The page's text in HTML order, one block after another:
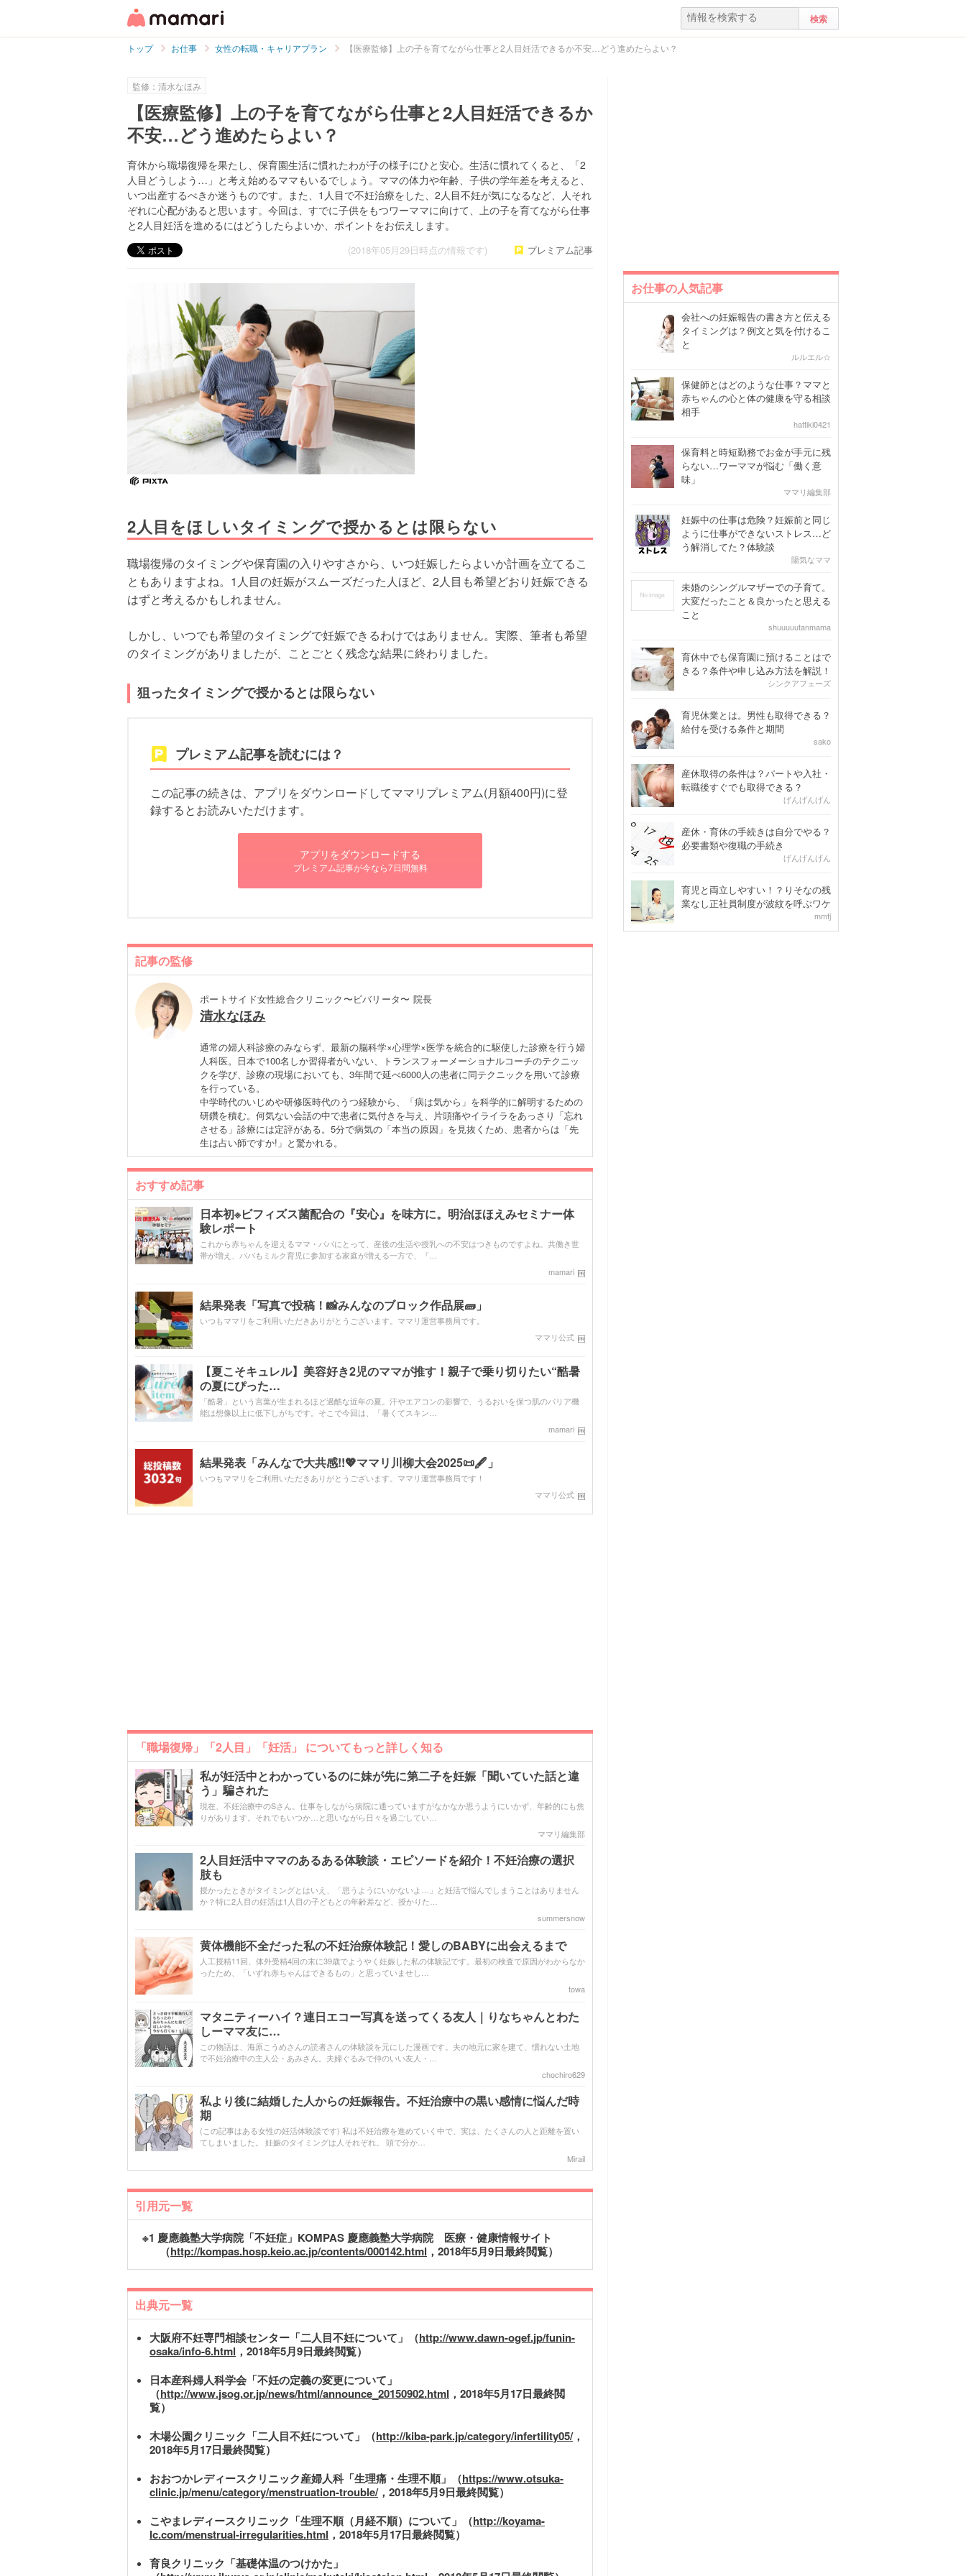
トップ お仕事 女性の転職・キャリアプラン 【医療監修】上の子を育てながら仕事と2人目妊活できるか不安…どう進めたらよい？
監修：清水なほみ
【医療監修】上の子を育てながら仕事と2人目妊活できるか
不安…どう進めたらよい？
育休から職場復帰を果たし、保育園生活に慣れたわが子の様子にひと安心。生活に慣れてくると、「2
人目どうしよう…」と考え始めるママもいるでしょう。ママの体力や年齢、子供の学年差を考えると、
いつ出産するべきか迷うものです。また、1人目で不妊治療をした、2人目不妊が気になるなど、人それ
ぞれに心配があると思います。今回は、すでに子供をもつワーママに向けて、上の子を育てながら仕事
と2人目妊活を進めるにはどうしたらよいか、ポイントをお伝えします。
(2018年05月29日時点の情報です) プレミアム記事
2人目をほしいタイミングで授かるとは限らない
職場復帰のタイミングや保育園の入りやすさから、いつ妊娠したらよいか計画を立てるこ
ともありますよね。1人目の妊娠がスムーズだった人ほど、2人目も希望どおり妊娠できる
はずと考えるかもしれません。
しかし、いつでも希望のタイミングで妊娠できるわけではありません。実際、筆者も希望
のタイミングがありましたが、ことごとく残念な結果に終わりました。
狙ったタイミングで授かるとは限らない
プレミアム記事を読むには？
この記事の続きは、アプリをダウンロードしてママリプレミアム(月額400円)に登
録するとお読みいただけます。
アプリをダウンロードする
プレミアム記事が今なら7日間無料
記事の監修
ポートサイド女性総合クリニック〜ビバリータ〜 院長
清水なほみ
通常の婦人科診療のみならず、最新の脳科学×心理学×医学を統合的に駆使した診療を行う婦
人科医。日本で100名しか習得者がいない、トランスフォーメーショナルコーチのテクニッ
クを学び、診療の現場においても、3年間で延べ6000人の患者に同テクニックを用いて診療
を行っている。
中学時代のいじめや研修医時代のうつ経験から、「病は気から」を科学的に解明するための
研鑽を積む。何気ない会話の中で患者に気付きを与え、片頭痛やイライラをあっさり「忘れ
させる」診療には定評がある。5分で病気の「本当の原因」を見抜くため、患者からは「先
生は占い師ですか!」と驚かれる。
おすすめ記事
日本初※ビフィズス菌配合の『安心』を味方に。明治ほほえみセミナー体
験レポート
これから赤ちゃんを迎えるママ・パパにとって、産後の生活や授乳への不安はつきものですよね。共働き世
帯が増え、パパもミルク育児に参加する家庭が増える一方で、『…
mamari
結果発表「写真で投稿！📸みんなのブロック作品展🧱」
いつもママリをご利用いただきありがとうございます。ママリ運営事務局です。
ママリ公式
【夏こそキュレル】美容好き2児のママが推す！親子で乗り切りたい“酷暑
の夏にぴった…
「酷暑」という言葉が生まれるほど過酷な近年の夏。汗やエアコンの影響で、うるおいを保つ肌のバリア機
能は想像以上に低下しがちです。そこで今回は、「暑くてスキン…
mamari
結果発表「みんなで大共感!!💖ママリ川柳大会2025📜🖋️」
いつもママリをご利用いただきありがとうございます。ママリ運営事務局です！
ママリ公式
「職場復帰」「2人目」「妊活」 についてもっと詳しく知る
私が妊活中とわかっているのに妹が先に第二子を妊娠「聞いていた話と違
う」騙された
現在、不妊治療中のSさん。仕事をしながら病院に通っていますがなかなか思うようにいかず、年齢的にも焦
りがあります。それでもいつか…と思いながら日々を過ごしてい…
ママリ編集部
2人目妊活中ママのあるある体験談・エピソードを紹介！不妊治療の選択
肢も
授かったときがタイミングとはいえ、「思うようにいかないよ…」と妊活で悩んでしまうことはありません
か？特に2人目の妊活は1人目の子どもとの年齢差など、授かりた…
summersnow
黄体機能不全だった私の不妊治療体験記！愛しのBABYに出会えるまで
人工授精11回、体外受精4回の末に39歳でようやく妊娠した私の体験記です。最初の検査で原因がわからなか
ったため、「いずれ赤ちゃんはできるもの」と思っていませし…
towa
マタニティーハイ？連日エコー写真を送ってくる友人｜りなちゃんとわた
しーママ友に…
この物語は、海原こうめさんの読者さんの体験談を元にした漫画です。夫の地元に家を建て、慣れない土地
で不妊治療中の主人公・あみさん。夫婦ぐるみで仲のいい友人・…
chochiro629
私より後に結婚した人からの妊娠報告。不妊治療中の黒い感情に悩んだ時
期
(この記事はある女性の妊活体験談です) 私は不妊治療を進めていく中で、実は、たくさんの人と距離を置い
てしまいました。 妊娠のタイミングは人それぞれ。 頭で分か…
Mirail
引用元一覧
※1 慶應義塾大学病院「不妊症」KOMPAS 慶應義塾大学病院 医療・健康情報サイト
（http://kompas.hosp.keio.ac.jp/contents/000142.html ，2018年5月9日最終閲覧）
出典元一覧
大阪府不妊専門相談センター「二人目不妊について」（http://www.dawn-ogef.jp/funin-
osaka/info-6.html ，2018年5月9日最終閲覧）
日本産科婦人科学会「不妊の定義の変更について」
（http://www.jsog.or.jp/news/html/announce_20150902.html ，2018年5月17日最終閲
覧）
木場公園クリニック「二人目不妊について」（http://kiba-park.jp/category/infertility05/，
2018年5月17日最終閲覧）
おおつかレディースクリニック産婦人科「生理痛・生理不順」（https://www.otsuka-
clinic.jp/menu/category/menstruation-trouble/，2018年5月9日最終閲覧）
こやまレディースクリニック「生理不順（月経不順）について」（http://koyama-
lc.com/menstrual-irregularities.html ，2018年5月17日最終閲覧）
育良クリニック「基礎体温のつけかた」
お仕事の人気記事
会社への妊娠報告の書き方と伝える
タイミングは？例文と気を付けるこ
と
ルルエル☆
保健師とはどのような仕事？ママと
赤ちゃんの心と体の健康を守る相談
相手
hattiki0421
保育料と時短勤務でお金が手元に残
らない…ワーママが悩む「働く意
味」
ママリ編集部
妊娠中の仕事は危険？妊娠前と同じ
ように仕事ができないストレス…ど
う解消してた？体験談
陽気なママ
未婚のシングルマザーでの子育て。
大変だったこと＆良かったと思える
こと
shuuuuutanmama
育休中でも保育園に預けることはで
きる？条件や申し込み方法を解説！
シンクアフェーズ
育児休業とは。男性も取得できる？
給付を受ける条件と期間
sako
産休取得の条件は？パートや入社・
転職後すぐでも取得できる？
げんげんげん
産休・育休の手続きは自分でやる？
必要書類や復職の手続き
げんげんげん
育児と両立しやすい！？りそなの残
業なし正社員制度が波紋を呼ぶワケ
mmfj